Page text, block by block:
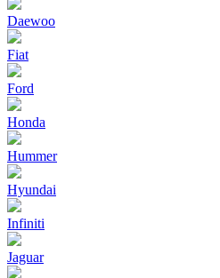
Daewoo
Fiat
Ford
Honda
Hummer
Hyundai
Infiniti
Jaguar